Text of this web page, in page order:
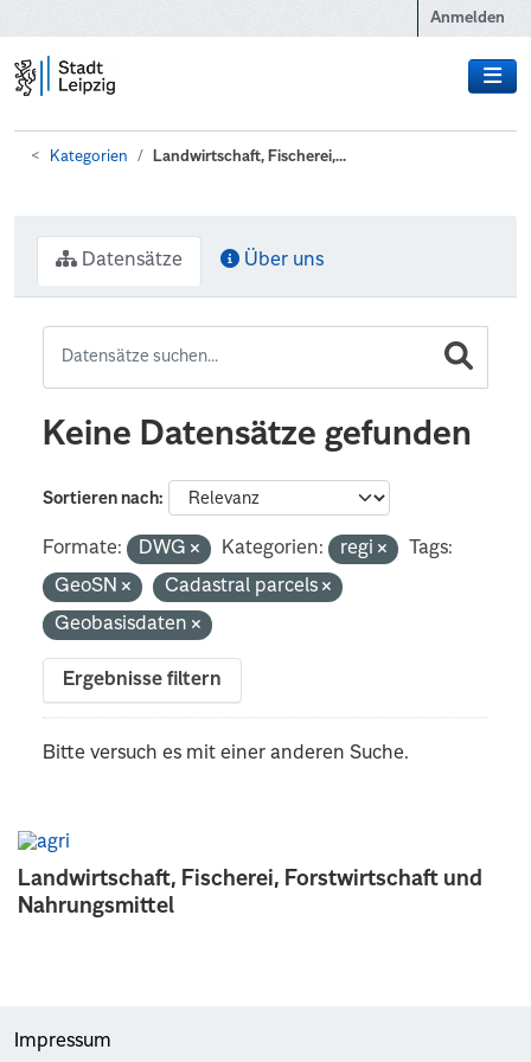
Anmelden
Kategorien Landwirtschaft, Fischerei,...
Landwirtschaft, Fischerei, Forstwirtschaft und
Nahrungsmittel
Datensätze Über uns
Keine Datensätze gefunden
Sortieren nach
Formate: DWG Kategorien: regi
Tags:
GeoSN
Cadastral parcels
Geobasisdaten
Ergebnisse filtern
Bitte versuch es mit einer anderen Suche.
Impressum